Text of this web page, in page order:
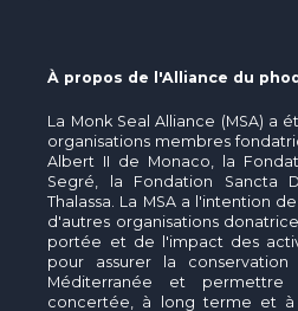
À propos de l'Alliance du
La Monk Seal Alliance (MSA) a
organisations membres
Albert II de Monaco, la
Segré, la Fondation Sancta
Thalassa. La MSA a l'intention
d'autres organisations
portée et de l'impact des
pour assurer la
Méditerranée et
concertée, à long terme et à